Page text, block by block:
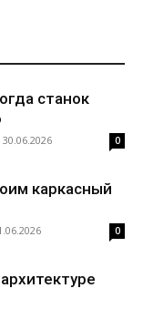
станок
30.06.2026 0
каркасный
0